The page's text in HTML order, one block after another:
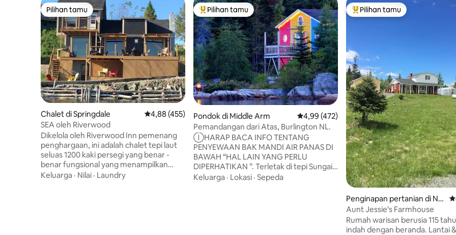
Pilihan tamu
Pilihan tamu
Chalet di Springdale Nilai rata-rata 4,88 dari 5, 455 ulasan
4,88 (455)
SEA oleh Riverwood
Dikelola oleh Riverwood Inn pemenang
penghargaan, ini adalah chalet tepi laut
seluas 1200 kaki persegi yang benar -
benar fungsional yang menampilkan
pemandangan air yang berbeda dan
Keluarga · Nilai · Laundry
Pilihan tamu terpopuler
Pilihan tamu
Pondok di Middle Arm Nilai rata-rata 4,99 dari 5, 472 ulasan
4,99 (472)
Pemandangan dari Atas, Burlington NL.
Ⓘ️HARAP BACA INFO TENTANG
PENYEWAAN BAK MANDI AIR PANAS DI
BAWAH “HAL LAIN YANG PERLU
DIPERHATIKAN ”.️ Terletak di tepi Sungai
Salmon Burlington yang indah, pondok ini
Keluarga · Lokasi · Sepeda
Pilihan tamu terpopuler
Pilihan tamu
Penginapan pertanian di No
rris Arm North Side
Aunt Jessie's Farmhouse
Rumah warisan berusia 115
indah dengan beranda. Lantai &